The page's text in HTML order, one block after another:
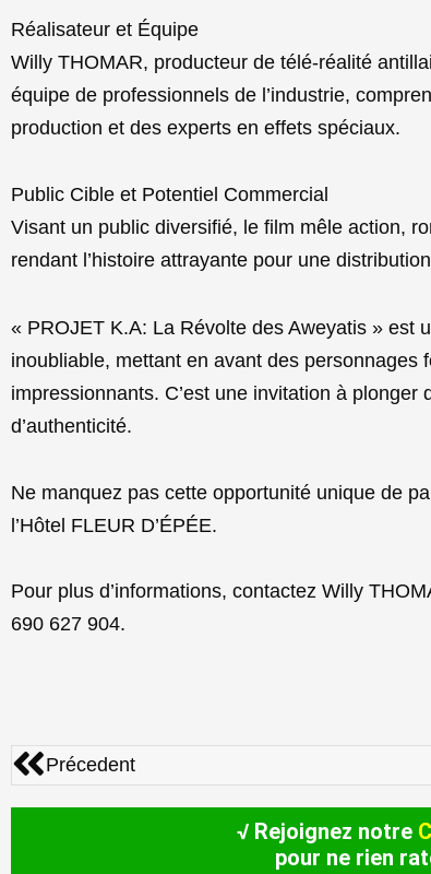
Réalisateur et Équipe
Willy THOMAR, producteur de télé-réalité
équipe de professionnels de l’industrie,
production et des experts en effets spéciaux.
Public Cible et Potentiel Commercial
Visant un public diversifié, le film mêle action,
rendant l’histoire attrayante pour une
« PROJET K.A: La Révolte des Aweyatis » est
inoubliable, mettant en avant des personnages
impressionnants. C’est une invitation à
d’authenticité.
Ne manquez pas cette opportunité unique de
l’Hôtel FLEUR D’ÉPÉE.
Pour plus d’informations, contactez Willy
690 627 904.
Précédent
Précedent
√ Rejoignez notre
pour ne rien